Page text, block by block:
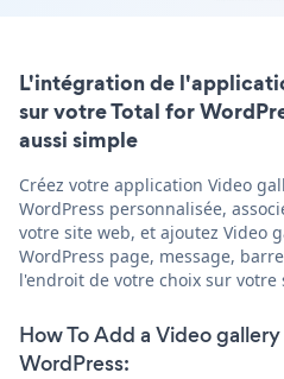
L'intégration de
sur votre Total for
aussi simple
Créez votre application Video
WordPress personnalisée,
votre site web, et ajoutez Video
WordPress page, message,
l'endroit de votre choix sur votre
How To Add a Video
WordPress: